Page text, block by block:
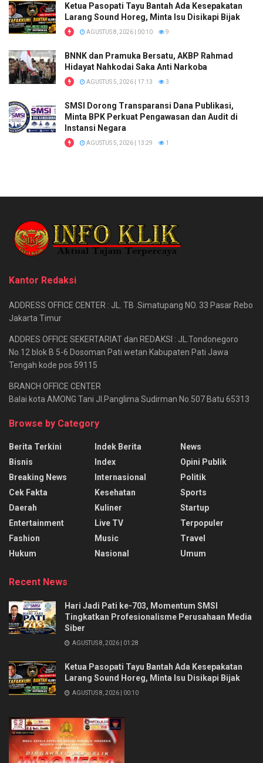
Ketua Pasopati Tayu Bantah Ada Kesepakatan
Larang Sound Horeg, Minta Isu Disikapi Bijak
AGUSTUS 8, 2026 | 00:10 9
BNNK dan Pramuka Bersatu, AKBP Rahmad
Hidayat Nahkodai Saka Anti Narkoba
AGUSTUS 5, 2026 | 17:13 3
SMSI Dorong Transparansi Dana Publikasi,
Minta BPK Perkuat Pengawasan dan Audit di
Instansi Negara
AGUSTUS 5, 2026 | 13:29 1
Kantor Redaksi
ADDRESS OFFICE CENTER : JL. TB .Simatupang NO. 33 Pasar Rebo
Jakarta Timur
ADDRES OFFICE SEKERTARIAT dan REDAKSI : JL.Tondonegoro
No.12 blok B 5-6 Dosoman Pati wetan Kabupaten Pati Jawa
Tengah kode pos 59115
BRANCH OFFICE CENTER
Balai kota AMONG Tani Jl.Panglima Sudirman No.507 Batu 65313
Browse by Category
Berita Terkini
Bisnis
Breaking News
Cek Fakta
Daerah
Entertainment
Fashion
Hukum
Indek Berita
Index
Internasional
Kesehatan
Kuliner
Live TV
Music
Nasional
News
Opini Publik
Politik
Sports
Startup
Terpopuler
Travel
Umum
Recent News
Hari Jadi Pati ke-703, Momentum SMSI
Tingkatkan Profesionalisme Perusahaan Media
Siber
AGUSTUS 8, 2026 | 01:28
Ketua Pasopati Tayu Bantah Ada Kesepakatan
Larang Sound Horeg, Minta Isu Disikapi Bijak
AGUSTUS 8, 2026 | 00:10